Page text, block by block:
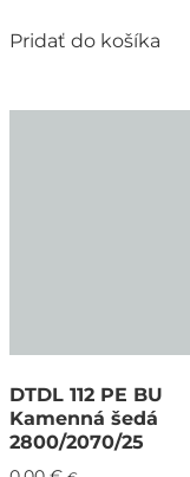
Pridať do košíka
DTDL 112 PE BU
Kamenná šedá
2800/2070/25